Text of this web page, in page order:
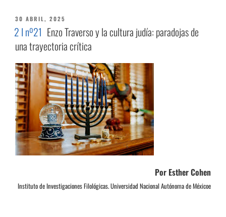
PUBLICADO
EL
30 ABRIL, 2025
2 I nº21 Enzo Traverso y la cultura judía: paradojas de
una trayectoria crítica
Por Esther Cohen
Instituto de Investigaciones Filológicas. Universidad Nacional Autónoma de Méxicoe